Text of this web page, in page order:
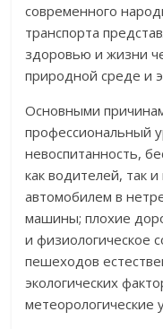
современного
транспорта
здоровью и жизни
природной среде и
Основными
профессиональный
невоспитанность,
как водителей, так
автомобилем в
машины; плохие
и физиологическое
пешеходов
экологических
метеорологические